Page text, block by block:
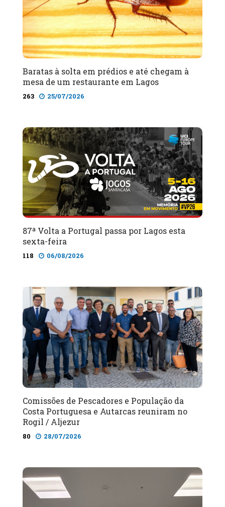
Baratas à solta em prédios e até chegam à
mesa de um restaurante em Lagos
263 25/07/2026
87ª Volta a Portugal passa por Lagos esta
sexta-feira
118 06/08/2026
Comissões de Pescadores e População da
Costa Portuguesa e Autarcas reuniram no
Rogil / Aljezur
80 28/07/2026